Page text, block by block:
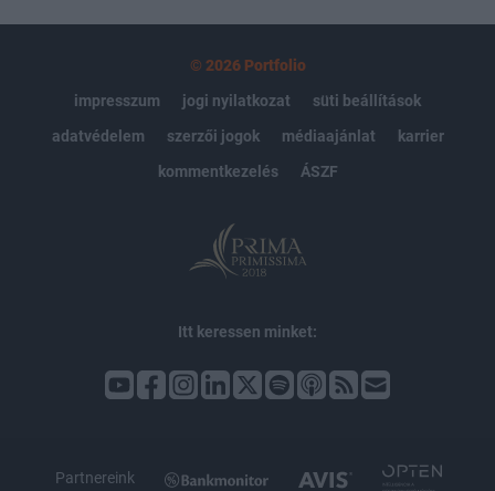
© 2026 Portfolio
impresszum
jogi nyilatkozat
süti beállítások
adatvédelem
szerzői jogok médiaajánlat
karrier
kommentkezelés
ÁSZF
Itt keressen minket:
Partnereink